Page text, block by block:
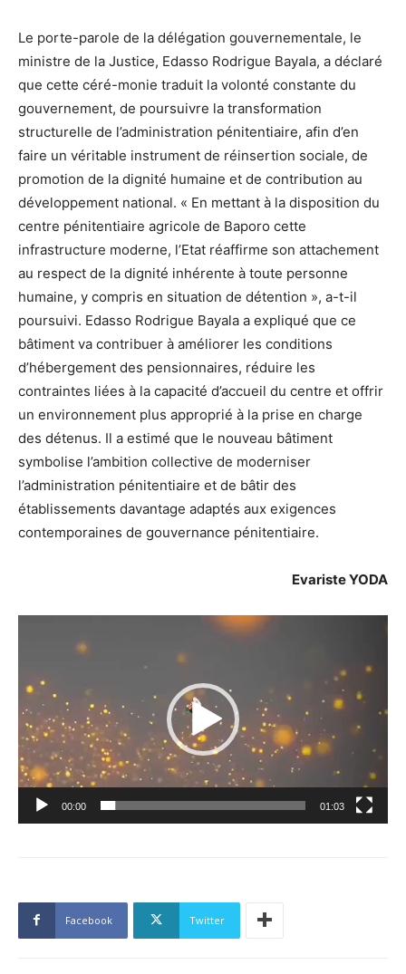
Le porte-parole de la délégation gouvernementale, le
ministre de la Justice, Edasso Rodrigue Bayala, a déclaré
que cette céré-monie traduit la volonté constante du
gouvernement, de poursuivre la transformation
structurelle de l’administration pénitentiaire, afin d’en
faire un véritable instrument de réinsertion sociale, de
promotion de la dignité humaine et de contribution au
développement national. « En mettant à la disposition du
centre pénitentiaire agricole de Baporo cette
infrastructure moderne, l’Etat réaffirme son attachement
au respect de la dignité inhérente à toute personne
humaine, y compris en situation de détention », a-t-il
poursuivi. Edasso Rodrigue Bayala a expliqué que ce
bâtiment va contribuer à améliorer les conditions
d’hébergement des pensionnaires, réduire les
contraintes liées à la capacité d’accueil du centre et offrir
un environnement plus approprié à la prise en charge
des détenus. Il a estimé que le nouveau bâtiment
symbolise l’ambition collective de moderniser
l’administration pénitentiaire et de bâtir des
établissements davantage adaptés aux exigences
contemporaines de gouvernance pénitentiaire.
Evariste YODA
Lecteur
00:00 01:03
Facebook Twitter